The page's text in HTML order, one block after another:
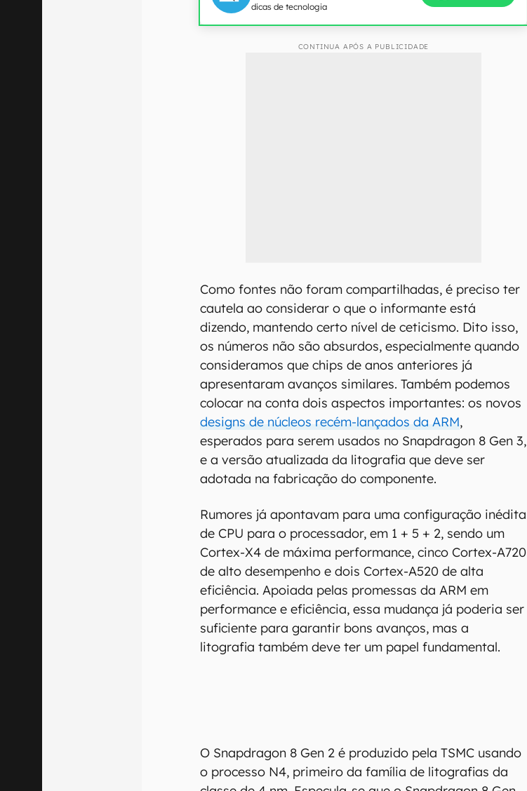
dicas de tecnologia
CONTINUA APÓS A PUBLICIDADE
Como fontes não foram compartilhadas, é preciso ter
cautela ao considerar o que o informante está
dizendo, mantendo certo nível de ceticismo. Dito isso,
os números não são absurdos, especialmente quando
consideramos que chips de anos anteriores já
apresentaram avanços similares. Também podemos
colocar na conta dois aspectos importantes: os novos
designs de núcleos recém-lançados da ARM,
esperados para serem usados no Snapdragon 8 Gen 3,
e a versão atualizada da litografia que deve ser
adotada na fabricação do componente.
Rumores já apontavam para uma configuração inédita
de CPU para o processador, em 1 + 5 + 2, sendo um
Cortex-X4 de máxima performance, cinco Cortex-A720
de alto desempenho e dois Cortex-A520 de alta
eficiência. Apoiada pelas promessas da ARM em
performance e eficiência, essa mudança já poderia ser
suficiente para garantir bons avanços, mas a
litografia também deve ter um papel fundamental.
O Snapdragon 8 Gen 2 é produzido pela TSMC usando
o processo N4, primeiro da família de litografias da